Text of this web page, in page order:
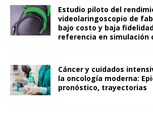
Estudio piloto del
videolaringoscopio de
bajo costo y baja
referencia en simulación
Cáncer y cuidados
la oncología moderna:
pronóstico, trayectorias